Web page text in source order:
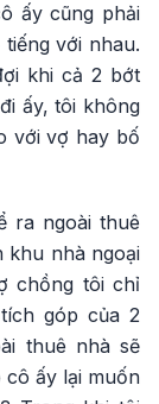
ấy cũng phải
với nhau.
khi cả 2 bớt
ấy, tôi không
với vợ hay bố
ra ngoài thuê
khu nhà ngoại
chồng tôi chỉ
góp của 2
thuê nhà sẽ
cô ấy lại muốn